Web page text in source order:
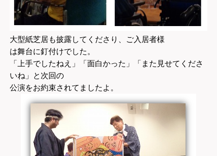
大型紙芝居も披露してくださり、ご入居者様
は舞台に釘付けでした。
「上手でしたねえ」「面白かった」「また見せてくださ
いね」と次回の
公演をお約束されてましたよ。